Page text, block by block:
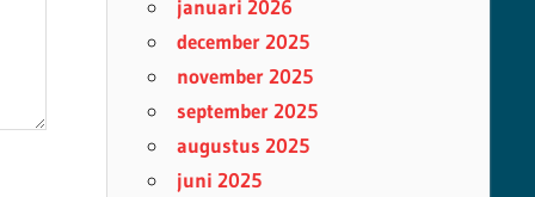
januari 2026
december 2025
november 2025
september 2025
augustus 2025
juni 2025